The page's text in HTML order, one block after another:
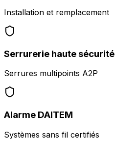
Installation et remplacement
Serrurerie haute sécurité
Serrures multipoints A2P
Alarme DAITEM
Systèmes sans fil certifiés